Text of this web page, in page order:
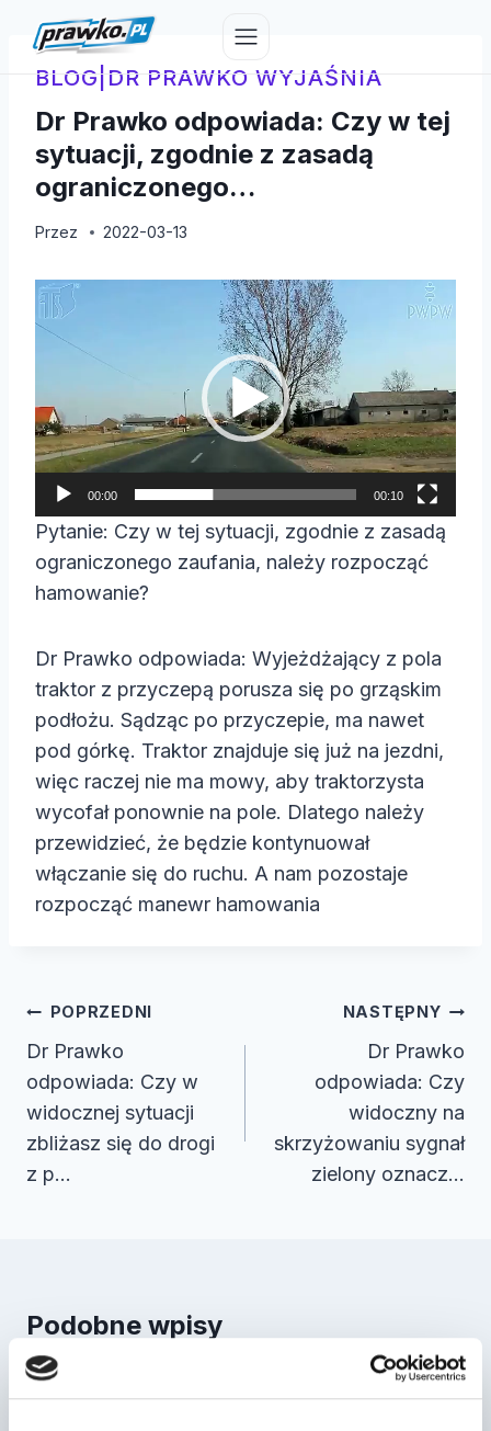
treściBLOG| DR PRAWKO WYJAŚNIA
Dr Prawko odpowiada: Czy w tej
sytuacji, zgodnie z zasadą
ograniczonego…
Przez 2022-03-13
O
d
a
r
z
c
z
v
d
e
o
00:00 00:10
Pytanie: Czy w tej sytuacji, zgodnie z zasadą
ograniczonego zaufania, należy rozpocząć
hamowanie?
Dr Prawko odpowiada: Wyjeżdżający z pola
traktor z przyczepą porusza się po grząskim
podłożu. Sądząc po przyczepie, ma nawet
pod górkę. Traktor znajduje się już na jezdni,
więc raczej nie ma mowy, aby traktorzysta
wycofał ponownie na pole. Dlatego należy
przewidzieć, że będzie kontynuował
włączanie się do ruchu. A nam pozostaje
rozpocząć manewr hamowania
Nawigacja
wpisu
POPRZEDNI
Dr Prawko
odpowiada: Czy w
widocznej sytuacji
zbliżasz się do drogi
z p…
NASTĘPNY
Dr Prawko
odpowiada: Czy
widoczny na
skrzyżowaniu sygnał
zielony oznacz…
Podobne wpisy